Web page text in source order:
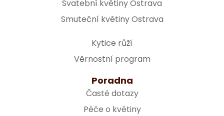
Svatební květiny Ostrava
Smuteční květiny Ostrava
Kytice růží
Věrnostní program
Poradna
Časté dotazy
Péče o květiny